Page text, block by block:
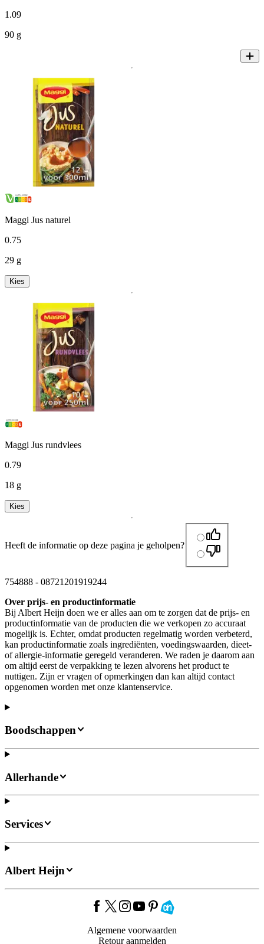
1 .09
90 g
Maggi Jus naturel
0.75
29 g
Kies
Maggi Jus rundvlees
0.79
18 g
Kies
Heeft de informatie op deze pagina je geholpen?
754888 - 08721201919244
Over prijs- en productinformatie
Bij Albert Heijn doen we er alles aan om te zorgen dat de prijs- en
productinformatie van de producten die we verkopen zo accuraat
mogelijk is. Echter, omdat producten regelmatig worden verbeterd,
kan productinformatie zoals ingrediënten, voedingswaarden, dieet-
of allergie-informatie geregeld veranderen. We raden je daarom aan
om altijd eerst de verpakking te lezen alvorens het product te
nuttigen. Zijn er vragen of opmerkingen dan kan altijd contact
opgenomen worden met onze klantenservice.
Boodschappen
Allerhande
Services
Albert Heijn
Algemene voorwaarden
Retour aanmelden